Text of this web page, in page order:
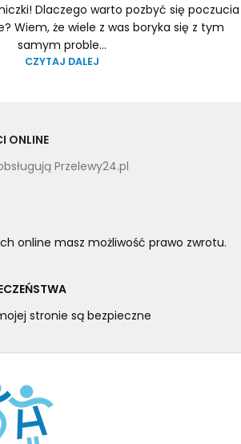
Dlaczego warto pozbyć się poczucia
Wiem, że wiele z was boryka się z tym
samym proble...
CZYTAJ DALEJ
ONLINE
Przelewy24.pl
online masz możliwość prawo zwrotu.
stronie są bezpieczne